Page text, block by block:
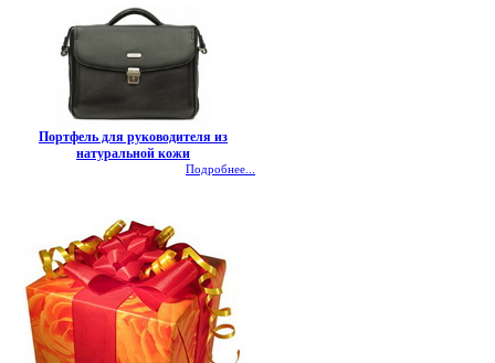
Портфель для руководителя из
натуральной кожи
Подробнее...